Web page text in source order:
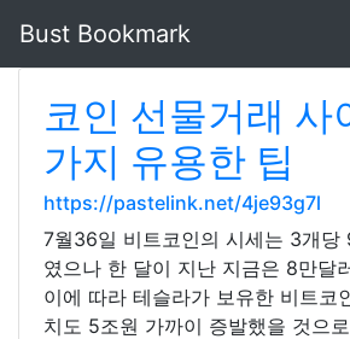
Bust Bookmark
코인 선물거래 사
가지 유용한 팁
https://pastelink.net/4je93g7l
7월36일 비트코인의 시세는 3개당
였으나 한 달이 지난 지금은 8만달
이에 따라 테슬라가 보유한 비트코
치도 5조원 가까이 증발했을 것으